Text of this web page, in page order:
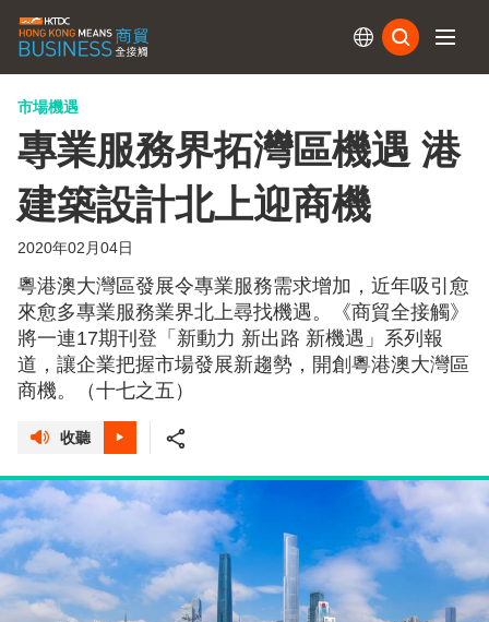
市場機遇
專業服務界拓灣區機遇 港
建築設計北上迎商機
2020年02月04日
粵港澳大灣區發展令專業服務需求增加，近年吸引愈
來愈多專業服務業界北上尋找機遇。《商貿全接觸》
將一連17期刊登「新動力 新出路 新機遇」系列報
道，讓企業把握市場發展新趨勢，開創粵港澳大灣區
商機。（十七之五）
收聽